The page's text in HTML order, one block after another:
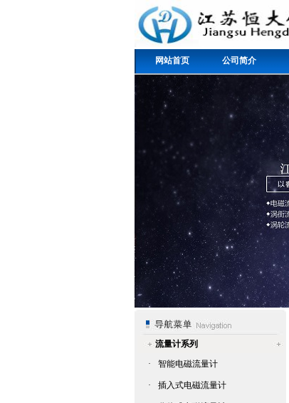
网站首页 公司简介
流量计系列
·
智能电磁流量计
· 插入式电磁流量计